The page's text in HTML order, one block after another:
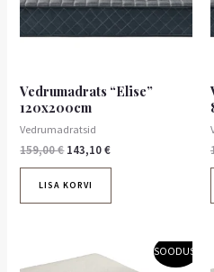
Vedrumadrats “Elise”
120x200cm
Vedrumadratsid
159,00€ 143,10€
LISA KORVI
SOODUS!
hind
Praegune
hind